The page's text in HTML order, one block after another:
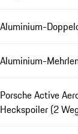
Aluminium-
Aluminium-
Porsche Active
Heckspoiler (2